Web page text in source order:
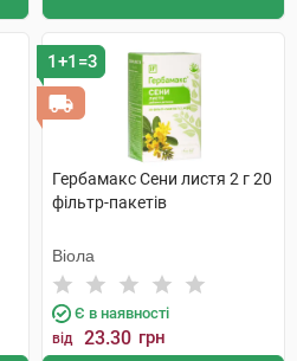
1+1=3
Гербамакс Сени листя 2 г 20
фільтр-пакетів
Віола
Є в наявності
від 23.30 грн